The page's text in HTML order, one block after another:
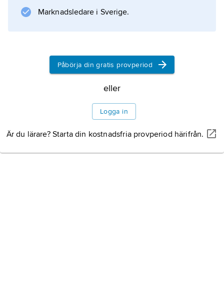
Marknadsledare i Sverige.
Påbörja din gratis provperiod
eller
Logga in
Är du lärare? Starta din kostnadsfria provperiod härifrån.